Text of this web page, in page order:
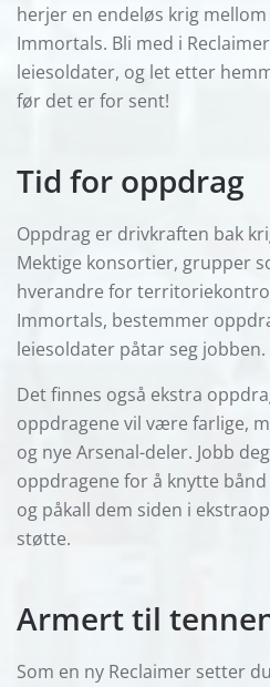
herjer en endeløs krig
Immortals. Bli med i
leiesoldater, og let etter
før det er for sent!
Tid for oppdrag
Oppdrag er drivkraften bak
Mektige konsortier, grupper
hverandre for
Immortals, bestemmer
leiesoldater påtar seg jobben.
Det finnes også ekstra
oppdragene vil være farlige,
og nye Arsenal-deler. Jobb
oppdragene for å knytte
og påkall dem siden i
støtte.
Armert til
Som en ny Reclaimer setter